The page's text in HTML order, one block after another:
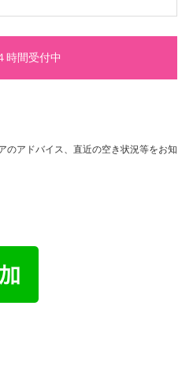
時間受付中
のアドバイス、直近の空き状況等をお知